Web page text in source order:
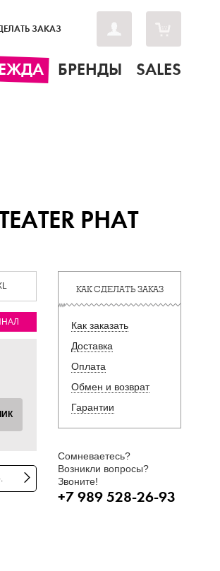
ЗАКАЗ
БРЕНДЫ SALES
PHAT
КАК СДЕЛАТЬ ЗАКАЗ
Как заказать
Доставка
Оплата
Обмен и возврат
Гарантии
Сомневаетесь?
Возникли вопросы?
Звоните!
+7 989 528-26-93